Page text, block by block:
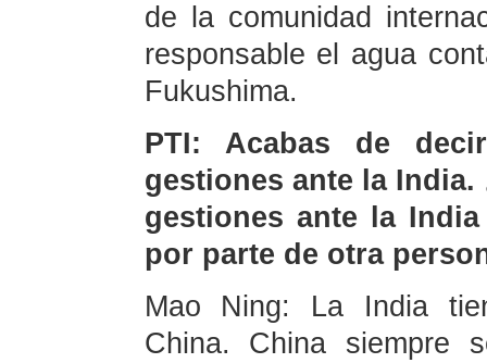
de la comunidad
responsable el agua
Fukushima.
PTI: Acabas de
gestiones ante la
gestiones ante la
por parte de otra
Mao Ning: La India
China. China siempre